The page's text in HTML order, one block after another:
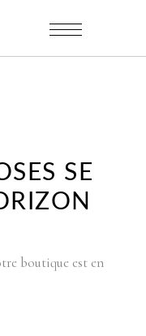
SE
boutique est en